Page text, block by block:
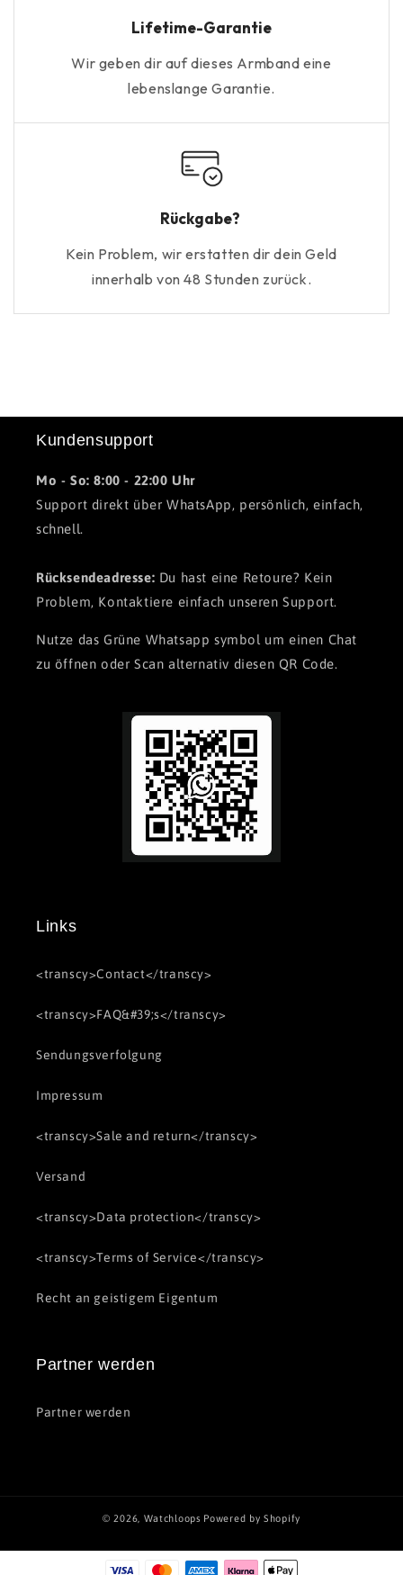
Lifetime-Garantie
Wir geben dir auf dieses Armband eine
lebenslange Garantie.
Rückgabe?
Kein Problem, wir erstatten dir dein Geld
innerhalb von 48 Stunden zurück.
Kundensupport
Mo - So: 8:00 - 22:00 Uhr
Support direkt über WhatsApp, persönlich, einfach,
schnell.
Rücksendeadresse: Du hast eine Retoure? Kein
Problem, Kontaktiere einfach unseren Support.
Nutze das Grüne Whatsapp symbol um einen Chat
zu öffnen oder Scan alternativ diesen QR Code.
Links
<transcy>Contact</transcy>
<transcy>FAQ&#39;s</transcy>
Sendungsverfolgung
Impressum
<transcy>Sale and return</transcy>
Versand
<transcy>Data protection</transcy>
<transcy>Terms of Service</transcy>
Recht an geistigem Eigentum
Partner werden
Partner werden
© 2026, Watchloops Powered by Shopify